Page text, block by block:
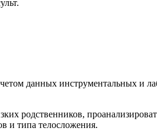
данных инструментальных и
родственников,
и типа телосложения.